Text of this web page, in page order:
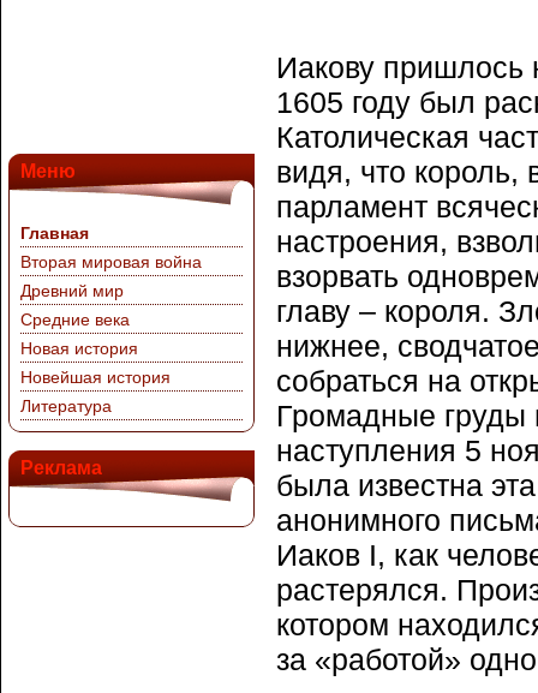
Меню
Главная
Вторая мировая война
Древний мир
Средние века
Новая история
Новейшая история
Литература
Реклама
Иакову пришлось
1605 году был
Католическая
видя, что король,
парламент
настроения,
взорвать
главу – короля.
нижнее,
собраться на
Громадные груды
наступления 5
была известна
анонимного
Иаков I, как
растерялся.
котором
за «работой»